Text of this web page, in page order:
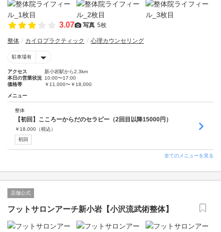
3.07 写真 5枚
整体 カイロプラクティック 心理カウンセリング
駐車場有
アクセス
新小岩駅から2.3km
本日の営業状況 10:00〜17:00
価格帯
￥11,000〜￥18,000
メニュー
整体
【初回】こころーからだのセラピー（2回目以降15000円）
￥ 18,000 （税込）
初回
全てのメニューを見る
店舗公式
フットサロンアーチ新小岩【小沢流武術整体】